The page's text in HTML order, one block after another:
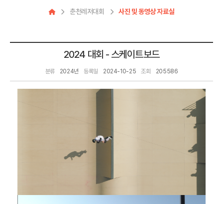
춘천레저대회 사진 및 동영상 자료실
2024 대회 - 스케이트보드
분류 2024년 등록일 2024-10-25 조회 205586